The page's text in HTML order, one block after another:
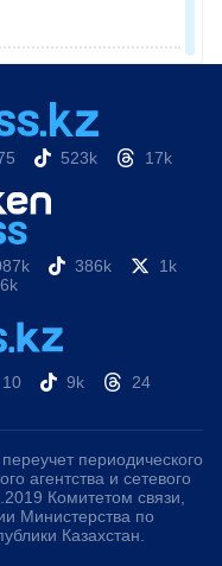
523k 17k
386k
1k
10 9k 24
периодического
агентства и сетевого
Комитетом связи,
Министерства по
Казахстан.